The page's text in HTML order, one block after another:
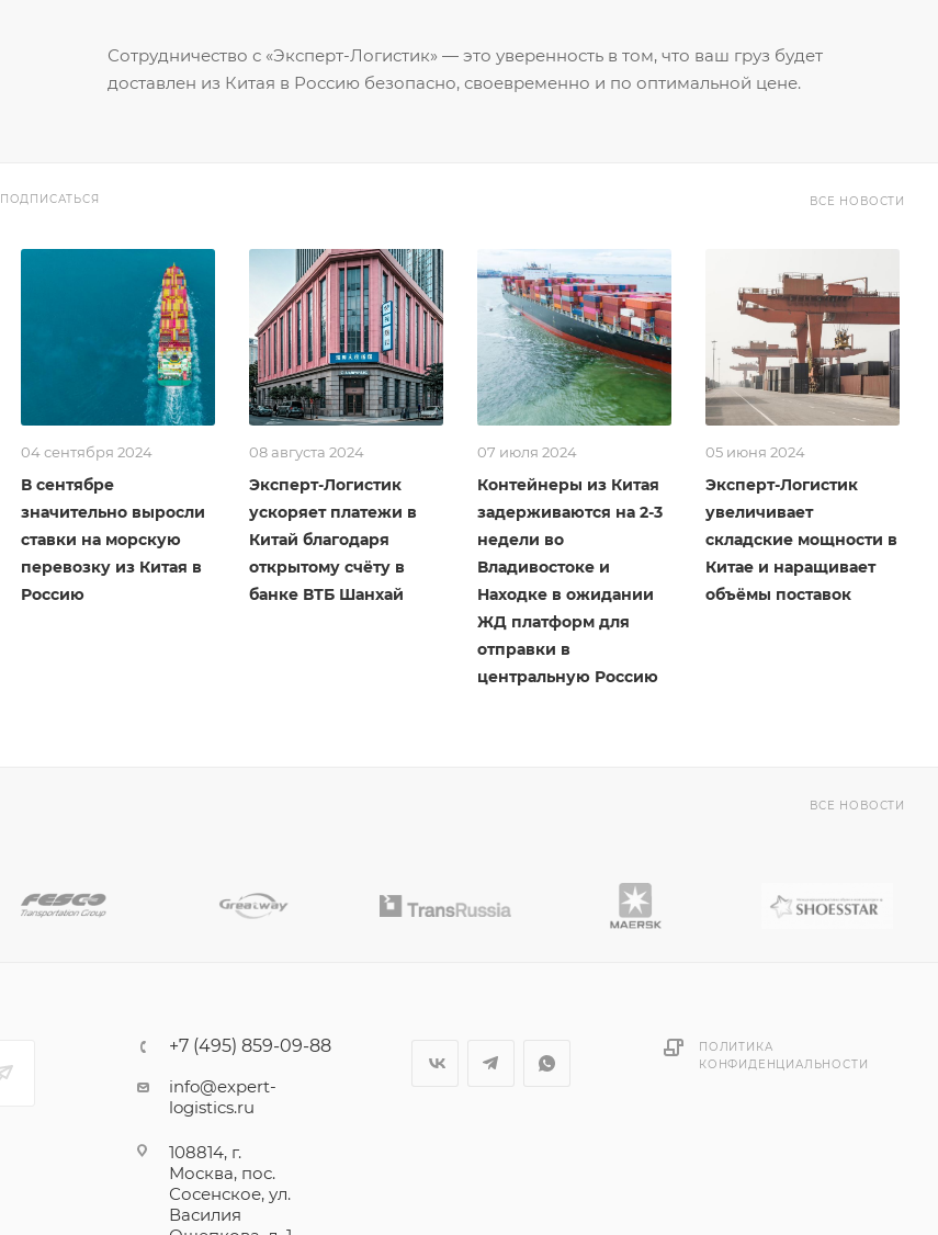
Сотрудничество с «Эксперт-Логистик» — это уверенность в том, что ваш груз будет
доставлен из Китая в Россию безопасно, своевременно и по оптимальной цене.
ПОДПИСАТЬСЯ ВСЕ НОВОСТИ
04 сентября 2024
В сентябре
значительно выросли
ставки на морскую
перевозку из Китая в
Россию
08 августа 2024
Эксперт-Логистик
ускоряет платежи в
Китай благодаря
открытому счёту в
банке ВТБ Шанхай
07 июля 2024
Контейнеры из Китая
задерживаются на 2-3
недели во
Владивостоке и
Находке в ожидании
ЖД платформ для
отправки в
центральную Россию
05 июня 2024
Эксперт-Логистик
увеличивает
складские мощности в
Китае и наращивает
объёмы поставок
ВСЕ НОВОСТИ
+7 (495) 859-09-88
info@expert-
logistics.ru
108814, г.
Москва, пос.
Сосенское, ул.
Василия
ПОЛИТИКА
КОНФИДЕНЦИАЛЬНОСТИ